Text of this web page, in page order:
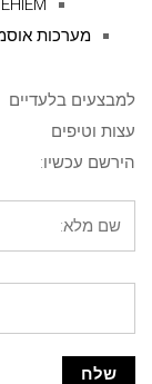
מערכות
למבצעים בלעדיים
עצות וטיפים
הירשם עכשיו: